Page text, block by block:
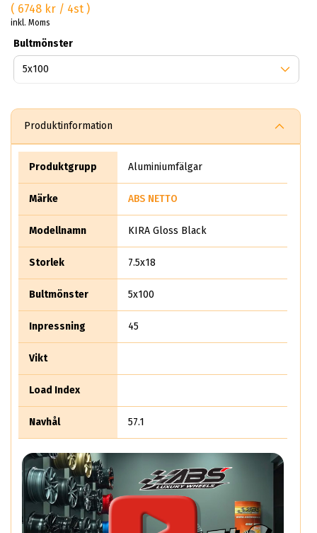
( 6748 kr / 4st )
inkl. Moms
Bultmönster
Produktinformation
Produktgrupp Aluminiumfälgar
Märke ABS NETTO
Modellnamn KIRA Gloss Black
Storlek 7.5x18
Bultmönster 5x100
Inpressning 45
Vikt
Load Index
Navhål 57.1